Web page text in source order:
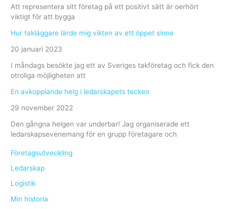
Att representera sitt företag på ett positivt sätt är oerhört
viktigt för att bygga
Hur takläggare lärde mig vikten av ett öppet sinne
20 januari 2023
I måndags besökte jag ett av Sveriges takföretag och fick den
otroliga möjligheten att
En avkopplande helg i ledarskapets tecken
29 november 2022
Den gångna helgen var underbar! Jag organiserade ett
ledarskapsevenemang för en grupp företagare och
Företagsutveckling
Ledarskap
Logistik
Min historia